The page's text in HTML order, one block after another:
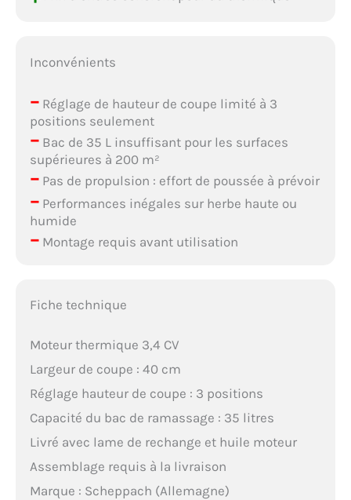
Inconvénients
–Réglage de hauteur de coupe limité à 3
positions seulement
–Bac de 35 L insuffisant pour les surfaces
supérieures à 200 m²
–Pas de propulsion : effort de poussée à prévoir
–Performances inégales sur herbe haute ou
humide
–Montage requis avant utilisation
Fiche technique
Moteur thermique 3,4 CV
Largeur de coupe : 40 cm
Réglage hauteur de coupe : 3 positions
Capacité du bac de ramassage : 35 litres
Livré avec lame de rechange et huile moteur
Assemblage requis à la livraison
Marque : Scheppach (Allemagne)